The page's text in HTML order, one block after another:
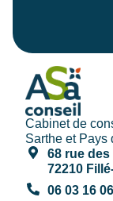
Cabinet de
Sarthe et Pays
68 rue
72210
06 03 16